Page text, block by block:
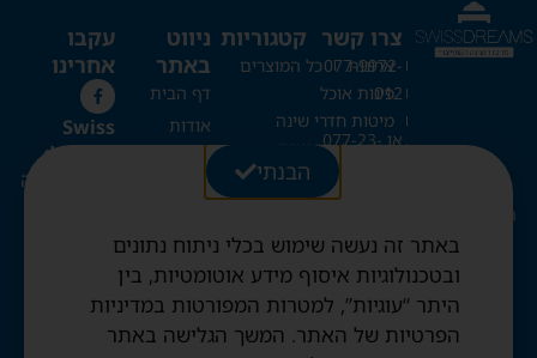
צרו קשר
077-9972-
012
או 077-23-
Swissdreams1@gmail.com
תורה 28,
ירושלים
קטגוריות
כל המוצרים
ארונות
פינות אוכל
מיטות חדרי שינה
מזרונים
כריות
ספות נפתחות
מיטות קומותיים
מיטות מתקפלות
שמיכות וכריות שוויצריות
מיטות נוער
שמיכות פריד ופנדה
ניווט
באתר
דף הבית
אודות
כל המוצרים
בלוג
החשבון שלי
עגלה
תקנון האתר
עקבו
אחרינו
Swiss
dreams
מרכז השינה
הבנתי
באתר זה נעשה שימוש בכלי ניתוח נתונים
ובטכנולוגיות איסוף מידע אוטומטיות, בין
היתר “עוגיות”, למטרות המפורטות במדיניות
הפרטיות של האתר. המשך הגלישה באתר